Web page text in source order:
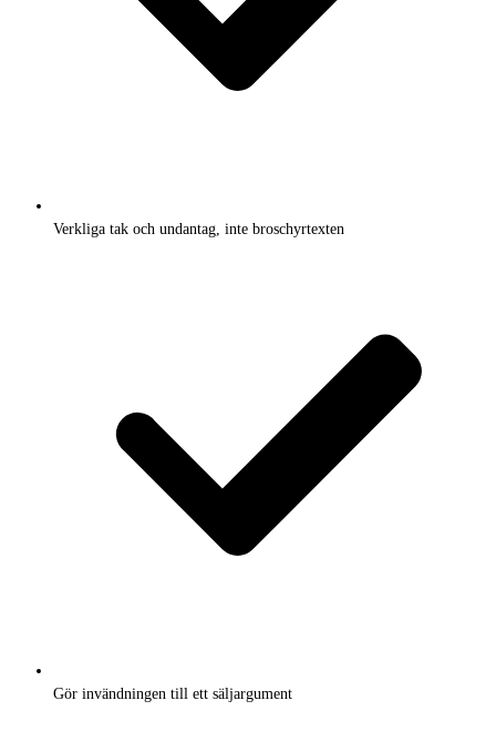
Verkliga tak och undantag, inte broschyrtexten
Gör invändningen till ett säljargument